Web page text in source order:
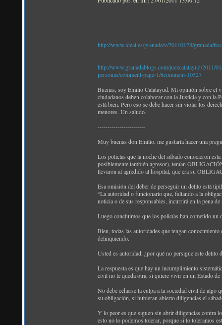
http://www.ideal.es/granada/v/20110128/granada/
http://www.granadablogs.com/juezcalatayud/2011/
personas/comment-page-1/#comment-10527
Buenas, soy Emilio Calatayud. Mi opinión sobre el
ciudadanos deben colaborar con la Justicia y con la
está bien. Pero eso se debe hacer sin violar los
menores. Un saludo.
------------------------
Muy buenas don Emilio, me gustaría hacer una
Los policías que la noche del sábado conocieron
posiblemente también agresor), tenían
llevaron al agredido al hospital, que era su
Esa omisión del deber de perseguir un delito está
“La autoridad o funcionario que, faltando a la
noticia o de sus responsables, incurrirá en la pena
Luego concluimos que los policías han cometido un
Bien, todas las autoridades que tengan
delinquiendo.
Usted es autoridad, ¿por qué no persigue este delito
La respuesta es que hay un incumplimiento
civil no le queda otra, si quiere vivir en un Estado
No debe echarse la culpa a la sociedad civil de algo
su obligación, si hubieran abierto diligencias el
Y lo peor es que siguen sin abrir diligencias contra
esto no lo podemos tolerar, porque si lo toleramos